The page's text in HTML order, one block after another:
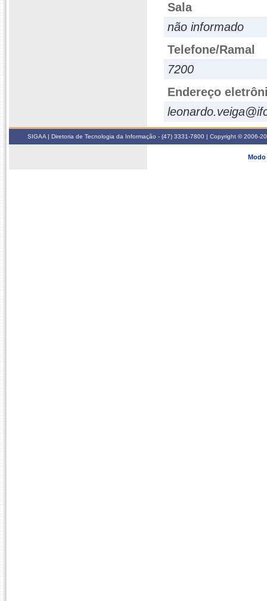
Sala
não informado
Telefone/Ramal
7200
Endereço
SIGAA | Diretoria de Tecnologia da Informação - (47) 3331-7800 | Copyright © 2006-
Modo